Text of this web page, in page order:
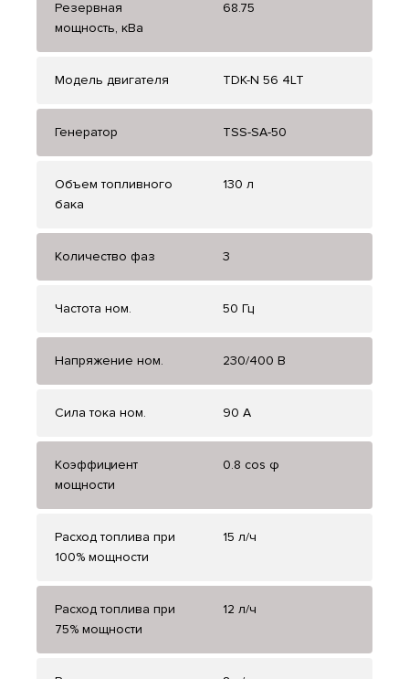
Резервная
мощность, кВа
68.75
Модель двигателя TDK-N 56 4LT
Генератор TSS-SA-50
Объем топливного
бака
130 л
Количество фаз 3
Частота ном. 50 Гц
Напряжение ном. 230/400 В
Сила тока ном. 90 А
Коэффициент
мощности
0.8 cos φ
Расход топлива при
100% мощности
15 л/ч
Расход топлива при
75% мощности
12 л/ч